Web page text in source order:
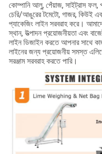
কোম্পানি আলু, পেঁয়াজ, সাইট্রাস ফল,
চেরি/আঙুরের টমেটো, গাজর, কিউই
প্যাকেজিং লাইন সরবরাহ করে।
স্থান, উত্পাদন প্রয়োজনীয়তা এবং
লাইন ডিজাইন করতে আপনার সাথে
লাইনের জন্য প্রয়োজনীয় সমস্ত
সরঞ্জাম সরবরাহ করতে পারি।